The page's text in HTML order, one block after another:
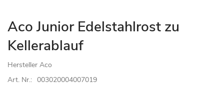
Zum
Anfang
der
springen
Aco Junior Edelstahlrost zu
Kellerablauf
Hersteller Aco
Art. Nr.: 003020004007019